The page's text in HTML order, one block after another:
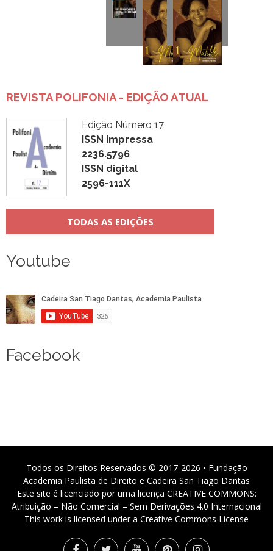
REVISTA POLIFONIA - EDIÇÃO ATUAL
Edição Número 17
ISSN impressa
2236.5796
ISSN digital
2596-111X
TODAS AS EDIÇÕES
Youtube
Facebook
Todos os Direitos Reservados © 2017-2026 • Fundação
Academia Paulista de Direito e Cadeira San Tiago Dantas
Este site é licenciado por uma licença CREATIVE COMMONS:
Atribuição – Não Comercial – Sem Derivações 4.0 Internacional
This work is licensed under a Creative Commons License